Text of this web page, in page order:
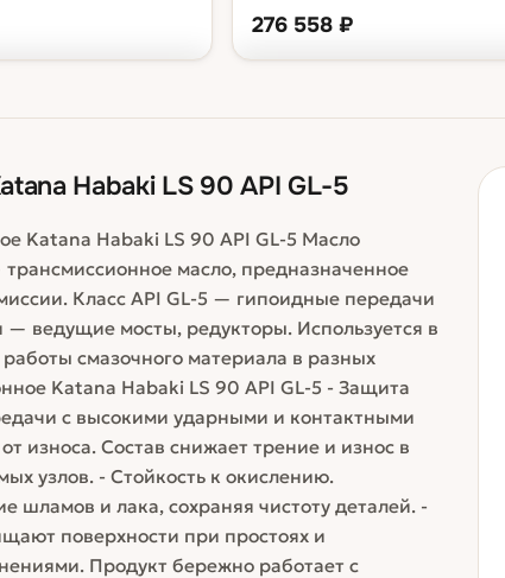
38 323 ₽
276 558 ₽
бочка 200 л 276 558 ₽
Habaki LS 90 API GL-5
Katana Habaki LS 90 API GL-5 Масло
масло, предназначенное
Класс API GL-5 — гипоидные передачи
ведущие мосты, редукторы. Используется в
смазочного материала в разных
Katana Habaki LS 90 API GL-5 - Защита
с высокими ударными и контактными
износа. Состав снижает трение и износ в
узлов. - Стойкость к окислению.
шламов и лака, сохраняя чистоту деталей. -
поверхности при простоях и
Продукт бережно работает с